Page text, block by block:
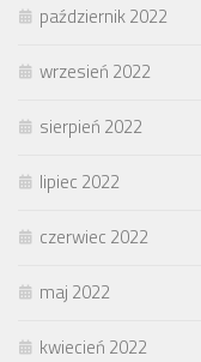
październik 2022
wrzesień 2022
sierpień 2022
lipiec 2022
czerwiec 2022
maj 2022
kwiecień 2022